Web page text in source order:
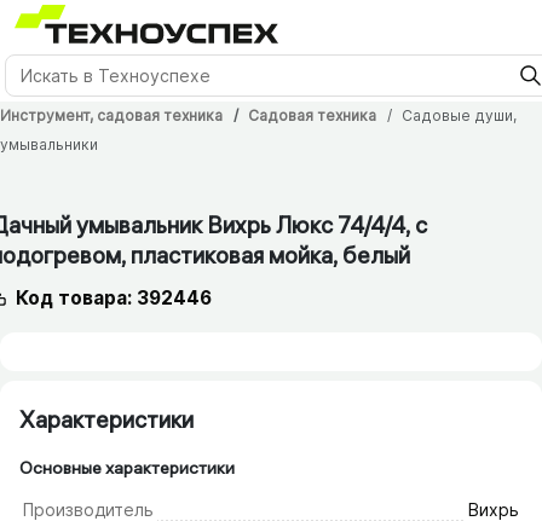
Инструмент, садовая техника Садовая техника
Садовые души,
умывальники
умывальник Вихрь Люкс 74/​4/​4, с
пластиковая мойка, белый
Код товара: 392446
Характеристики
Основные характеристики
Производитель Вихрь